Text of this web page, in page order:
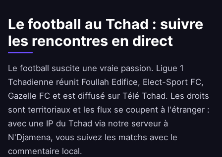
Le football au Tchad : suivre
les rencontres en direct
Le football suscite une vraie passion. Ligue 1
Tchadienne réunit Foullah Edifice, Elect-Sport FC,
Gazelle FC et est diffusé sur Télé Tchad. Les droits
sont territoriaux et les flux se coupent à l'étranger :
avec une IP du Tchad via notre serveur à
N'Djamena, vous suivez les matchs avec le
commentaire local.